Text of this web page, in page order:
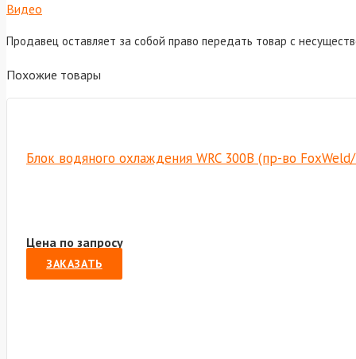
Видео
Продавец оставляет за собой право передать товар с
Похожие товары
Блок водяного охлаждения WRC 300B (пр-во
Цена по запросу
ЗАКАЗАТЬ